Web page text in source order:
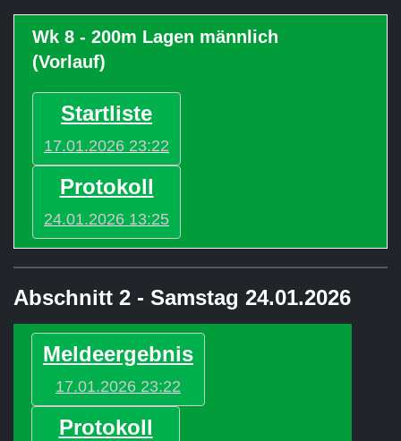
Wk 8 - 200m Lagen männlich
(Vorlauf)
Startliste
17.01.2026 23:22
Protokoll
24.01.2026 13:25
Abschnitt 2 - Samstag 24.01.2026
Meldeergebnis
17.01.2026 23:22
Protokoll